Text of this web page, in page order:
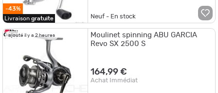
-43%
Livraison gratuite Neuf - En stock
ajouté il y a 2 heures
Moulinet spinning ABU GARCIA
Revo SX 2500 S
164,99 €
Achat Immédiat